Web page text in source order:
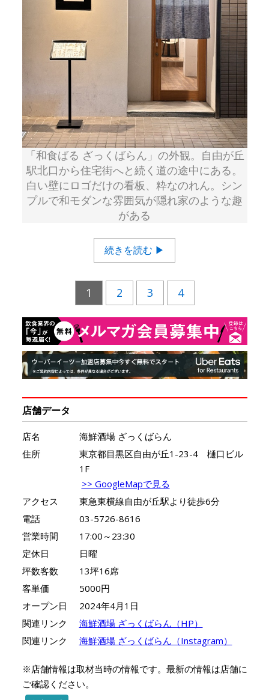
「和食ばる ざっくばらん」の外観。自由が丘
駅北口から住宅街へと続く道の途中にある。
白い壁にロゴだけの看板、粋なのれん。シン
プルで和モダンな雰囲気が隠れ家のような趣
がある
続きを読む ▶
1 2 3 4
店舗データ
店名
海鮮酒場 ざっくばらん
住所
東京都目黒区自由が丘1-23-4 樋口ビル
1F
>> GoogleMapで見る
アクセス
東急東横線自由が丘駅より徒歩6分
電話
03-5726-8616
営業時間
17:00～23:30
定休日
日曜
坪数客数
13坪16席
客単価
5000円
オープン日
2024年4月1日
関連リンク
海鮮酒場 ざっくばらん（HP）
関連リンク
海鮮酒場 ざっくばらん（Instagram）
※店舗情報は取材当時の情報です。最新の情報は店舗に
ご確認ください。